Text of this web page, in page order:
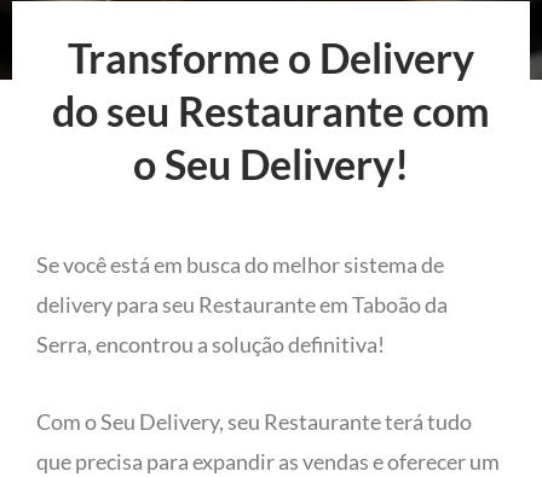
Transforme o Delivery
do seu Restaurante com
o Seu Delivery!
Se você está em busca do melhor sistema de
delivery para seu Restaurante em Taboão da
Serra, encontrou a solução definitiva!
Com o Seu Delivery, seu Restaurante terá tudo
que precisa para expandir as vendas e oferecer um